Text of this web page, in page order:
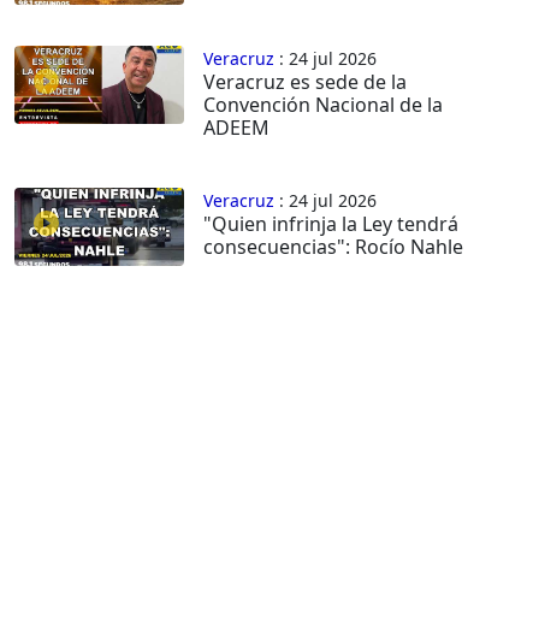
Veracruz : 24 jul 2026
Veracruz es sede de la
Convención Nacional de la
ADEEM
Veracruz : 24 jul 2026
"Quien infrinja la Ley tendrá
consecuencias": Rocío Nahle